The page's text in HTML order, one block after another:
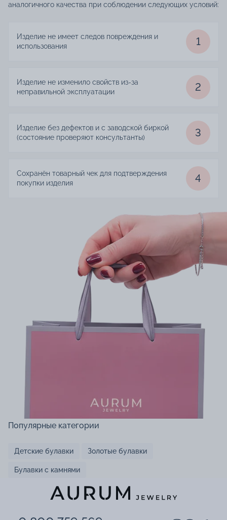
аналогичного качества при соблюдении следующих условий:
Изделие не имеет следов повреждения и
использования
1
Изделие не изменило свойств из-за
неправильной эксплуатации
2
Изделие без дефектов и с заводской биркой
(состояние проверяют консультанты)
3
Сохранён товарный чек для подтверждения
покупки изделия
4
Популярные категории
Детские булавки Золотые булавки
Булавки с камнями